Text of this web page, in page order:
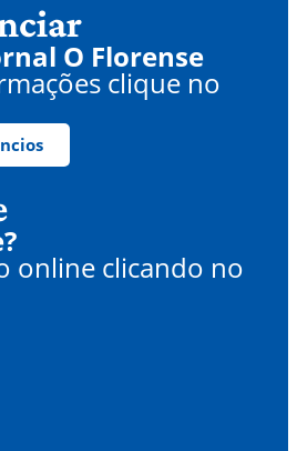
O Florense
clique no
online clicando no